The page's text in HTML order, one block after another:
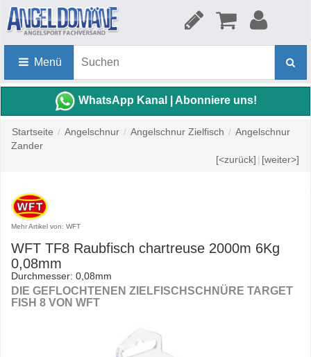
Menü
WhatsApp Kanal | Abonniere uns!
Startseite / Angelschnur / Angelschnur Zielfisch / Angelschnur
Zander
[<zurück] | [weiter>]
Mehr Artikel von: WFT
WFT TF8 Raubfisch chartreuse 2000m 6Kg
0,08mm
Durchmesser: 0,08mm
DIE GEFLOCHTENEN ZIELFISCHSCHNÜRE TARGET
FISH 8 VON WFT